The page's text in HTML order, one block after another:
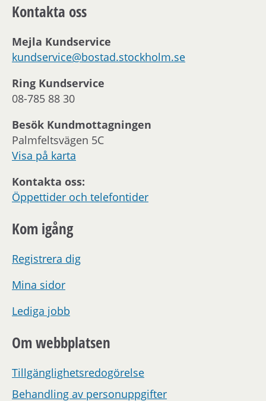
Kontakta oss
Mejla Kundservice
kundservice@bostad.stockholm.se
Ring Kundservice
08-785 88 30
Besök Kundmottagningen
Palmfeltsvägen 5C
Visa på karta
Kontakta oss:
Öppettider och telefontider
Kom igång
Registrera dig
Mina sidor
Lediga jobb
Om webbplatsen
Tillgänglighetsredogörelse
Behandling av personuppgifter